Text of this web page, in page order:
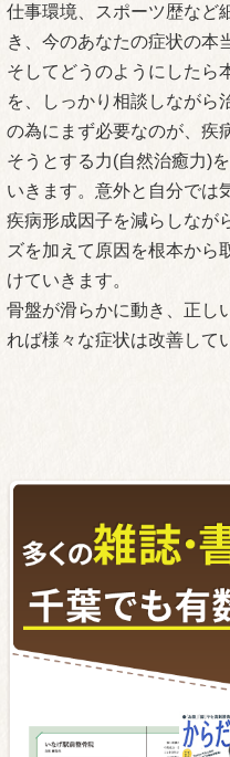
仕事環境、スポーツ歴など
き、今のあなたの症状の本
そしてどうのようにしたら
を、しっかり相談しながら
の為にまず必要なのが、疾
そうとする力(自然治癒力)
いきます。意外と自分では
疾病形成因子を減らしなが
ズを加えて原因を根本から
けていきます。
骨盤が滑らかに動き、正し
れば様々な症状は改善して